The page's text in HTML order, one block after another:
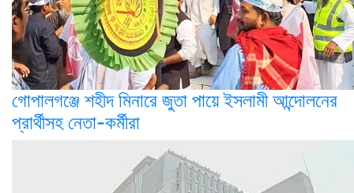
গোপালগঞ্জে শহীদ মিনারে জুতা পায়ে ইসলামী আন্দোলনের
প্রার্থীসহ নেতা-কর্মীরা